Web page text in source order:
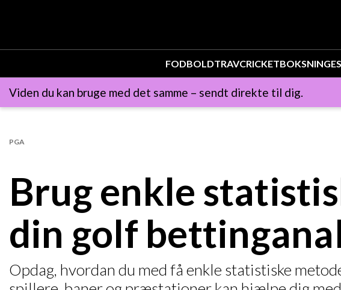
FODBOLDTRAVCRICKETBOKSNING
Viden du kan bruge med det samme – sendt direkte til dig.
Brug enkle
din golf
PGA
Opdag, hvordan du med få enkle statistiske